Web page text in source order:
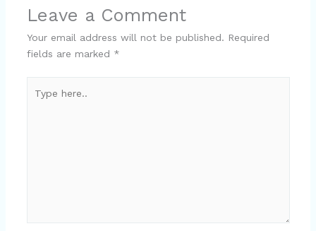
Leave a Comment
Your email address will not be published. Required
fields are marked *
here..